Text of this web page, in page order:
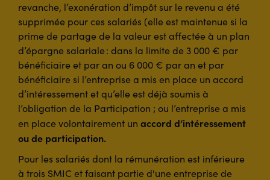
revanche, l’exonération d’impôt sur le revenu a été
supprimée pour ces salariés (elle est maintenue si la
prime de partage de la valeur est affectée à un plan
d’épargne salariale : dans la limite de 3 000 € par
bénéficiaire et par an ou 6 000 € par an et par
bénéficiaire si l’entreprise a mis en place un accord
d’intéressement et qu’elle est déjà soumis à
l’obligation de la Participation ; ou l’entreprise a mis
en place volontairement un accord d’intéressement
ou de participation.
Pour les salariés dont la rémunération est inférieure
à trois SMIC et faisant partie d'une entreprise de